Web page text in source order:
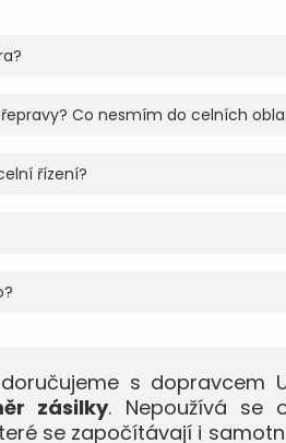
Co nesmím do celních
řízení?
s dopravcem
zásilky. Nepoužívá se
se započítávají i